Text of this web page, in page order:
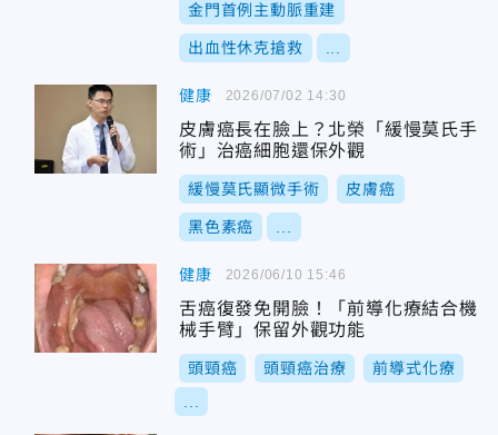
金門首例主動脈重建
出血性休克搶救
健康
皮膚癌長在臉上？北榮「緩慢莫氏手
術」治癌細胞還保外觀
緩慢莫氏顯微手術 皮膚癌
黑色素癌
2026/07/02 14:30
健康
舌癌復發免開臉！「前導化療結合機
械手臂」保留外觀功能
頭頸癌 頭頸癌治療 前導式化療
2026/06/10 15:46